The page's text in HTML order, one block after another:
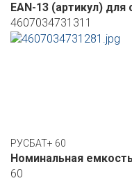
EAN-13 (артикул)
4607034731311
РУСБАТ+ 60
Номинальная
60